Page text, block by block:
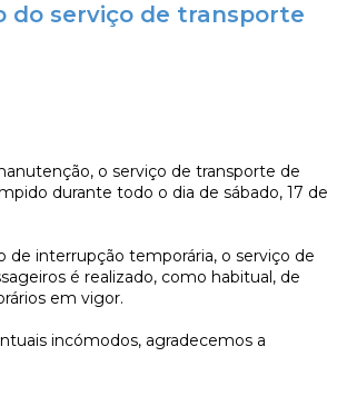
do serviço de transporte
o serviço de transporte de
durante todo o dia de sábado, 17 de
de interrupção temporária, o serviço de
é realizado, como habitual, de
em vigor.
incómodos, agradecemos a